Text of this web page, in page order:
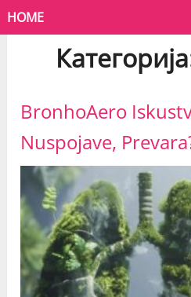
HOME
BronhoAero
Nuspojave,